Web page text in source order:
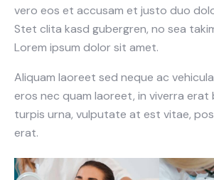
vero eos et accusam et justo duo
Stet clita kasd gubergren, no sea
Lorem ipsum dolor sit amet.
Aliquam laoreet sed neque ac
eros nec quam laoreet, in viverra erat
turpis urna, vulputate at est vitae,
erat.